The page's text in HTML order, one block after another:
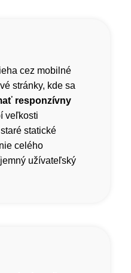
cez mobilné
stránky, kde sa
responzívny
veľkosti
statické
celého
užívateľský